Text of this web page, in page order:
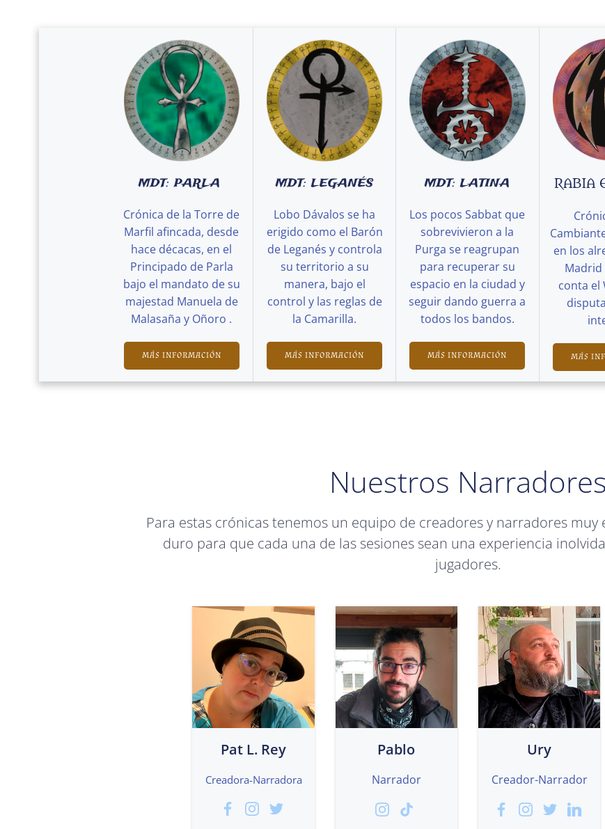
MDT: PARLA
Crónica de la Torre de
Marfil afincada, desde
hace décacas, en el
Principado de Parla
bajo el mandato de su
majestad Manuela de
Malasaña y Oñoro .
MÁS INFORMACIÓN
MDT: LEGANÉS
Lobo Dávalos se ha
erigido como el Barón
de Leganés y controla
su territorio a su
manera, bajo el
control y las reglas de
la Camarilla.
MÁS INFORMACIÓN
MDT: LATINA
Los pocos Sabbat que
sobrevivieron a la
Purga se reagrupan
para recuperar su
espacio en la ciudad y
seguir dando guerra a
todos los bandos.
MÁS INFORMACIÓN
RABIA
en los
Madrid
conta el
MÁS
Nuestros Narradores
Para estas crónicas tenemos un equipo de creadores y narradores
duro para que cada una de las sesiones sean una experiencia
jugadores.
Pat L. Rey
Creadora-Narradora
Pablo
Narrador
Ury
Creador-Narrador